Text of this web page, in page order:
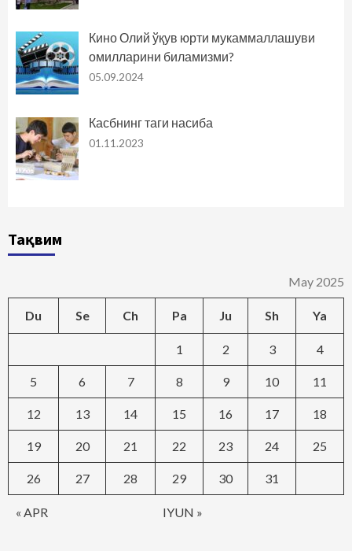
Кино Олий ўқув юрти мукаммаллашуви
омилларини биламизми?
05.09.2024
Касбнинг таги насиба
01.11.2023
Тақвим
May 2025
Du Se Ch Pa Ju Sh Ya
« APR IYUN »
1 2 3 4
5 6 7 8 9 10 11
12 13 14 15 16 17 18
19 20 21 22 23 24 25
26 27 28 29 30 31